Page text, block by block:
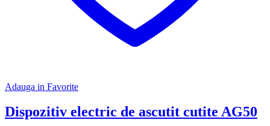
Adauga in Favorite
Dispozitiv electric de ascutit cutite AG50